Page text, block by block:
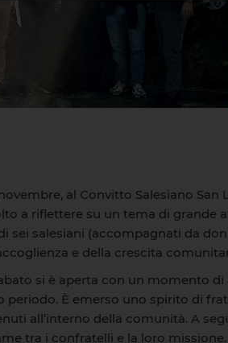
al Convitto Salesiano
a riflettere su un tema di grande
sei salesiani (accompagnati da
e della crescita
si è aperta con un momento
periodo. È emerso uno spirito di
all’interno della comunità. A
tra i confratelli e la loro missione.